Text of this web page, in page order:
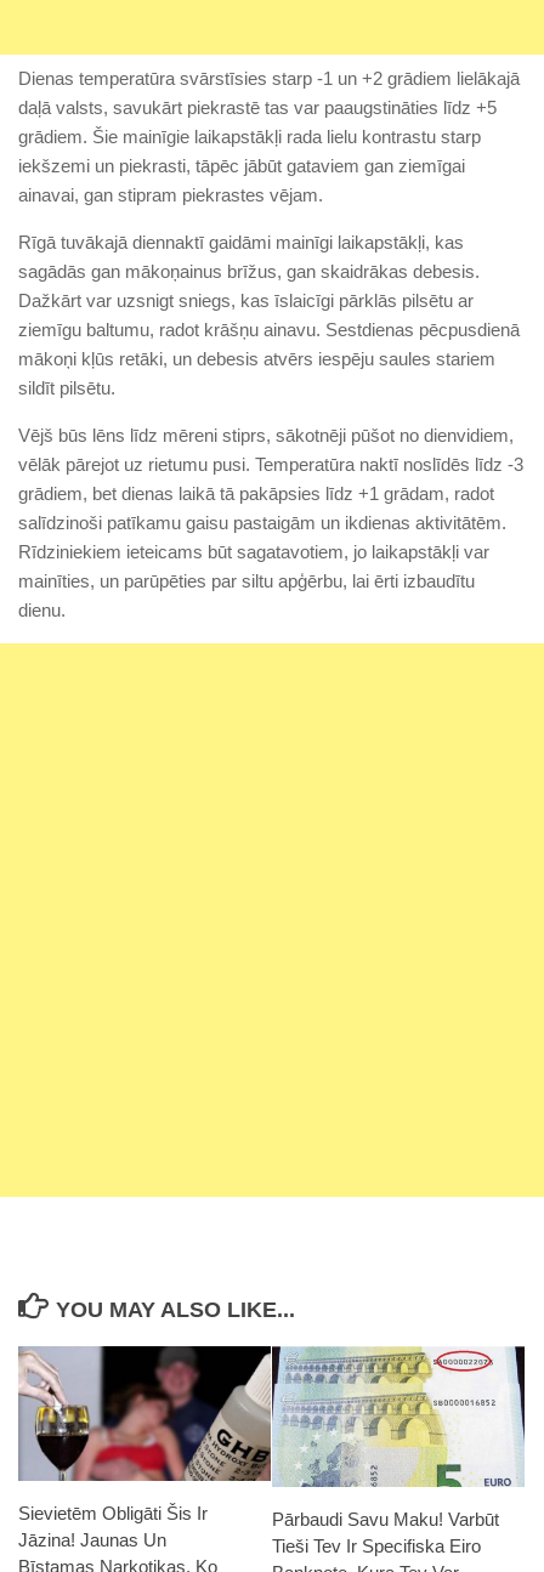
Dienas temperatūra svārstīsies starp -1 un +2 grādiem lielākajā
daļā valsts, savukārt piekrastē tas var paaugstināties līdz +5
grādiem. Šie mainīgie laikapstākļi rada lielu kontrastu starp
iekšzemi un piekrasti, tāpēc jābūt gataviem gan ziemīgai
ainavai, gan stipram piekrastes vējam.
Rīgā tuvākajā diennaktī gaidāmi mainīgi laikapstākļi, kas
sagādās gan mākoņainus brīžus, gan skaidrākas debesis.
Dažkārt var uzsnigt sniegs, kas īslaicīgi pārklās pilsētu ar
ziemīgu baltumu, radot krāšņu ainavu. Sestdienas pēcpusdienā
mākoņi kļūs retāki, un debesis atvērs iespēju saules stariem
sildīt pilsētu.
Vējš būs lēns līdz mēreni stiprs, sākotnēji pūšot no dienvidiem,
vēlāk pārejot uz rietumu pusi. Temperatūra naktī noslīdēs līdz -3
grādiem, bet dienas laikā tā pakāpsies līdz +1 grādam, radot
salīdzinoši patīkamu gaisu pastaigām un ikdienas aktivitātēm.
Rīdziniekiem ieteicams būt sagatavotiem, jo laikapstākļi var
mainīties, un parūpēties par siltu apģērbu, lai ērti izbaudītu
dienu.
YOU MAY ALSO LIKE...
Sievietēm Obligāti Šis Ir
Jāzina! Jaunas Un
Bīstamas Narkotikas, Ko
Pārbaudi Savu Maku! Varbūt
Tieši Tev Ir Specifiska Eiro